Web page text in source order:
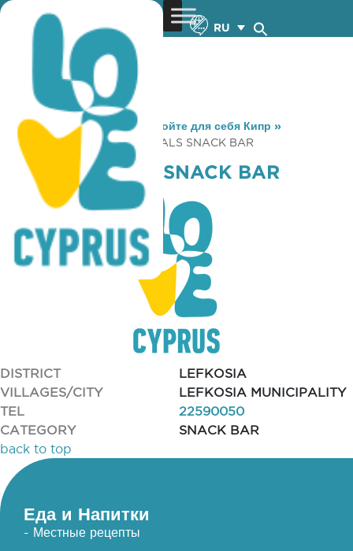
RU
You are here: Home »Откройте для себя Кипр »
Gastronomy
» APPETIT MEALS SNACK BAR
APPETIT MEALS SNACK BAR
DISTRICT
LEFKOSIA
VILLAGES/CITY
LEFKOSIA MUNICIPALITY
TEL
22590050
CATEGORY
SNACK BAR
back to top
Еда и Напитки
- Местные рецепты